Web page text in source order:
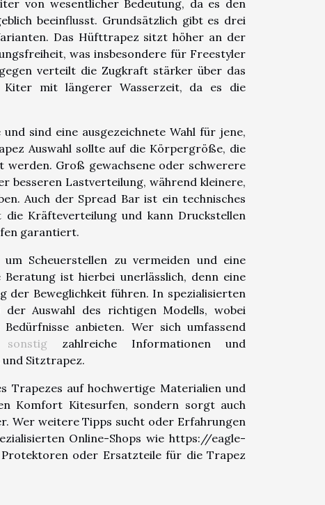
von wesentlicher Bedeutung, da es den
beeinflusst. Grundsätzlich gibt es drei
Das Hüfttrapez sitzt höher an der
was insbesondere für Freestyler
verteilt die Zugkraft stärker über das
mit längerer Wasserzeit, da es die
sind eine ausgezeichnete Wahl für jene,
Auswahl sollte auf die Körpergröße, die
werden. Groß gewachsene oder schwerere
besseren Lastverteilung, während kleinere,
Auch der Spread Bar ist ein technisches
Kräfteverteilung und kann Druckstellen
garantiert.
Scheuerstellen zu vermeiden und eine
ist hierbei unerlässlich, denn eine
der Beweglichkeit führen. In spezialisierten
Auswahl des richtigen Modells, wobei
anbieten. Wer sich umfassend
sonstig zahlreiche Informationen und
Sitztrapez.
Trapezes auf hochwertige Materialien und
Komfort Kitesurfen, sondern sorgt auch
Wer weitere Tipps sucht oder Erfahrungen
Online-Shops wie https://eagle-
oder Ersatzteile für die Trapez